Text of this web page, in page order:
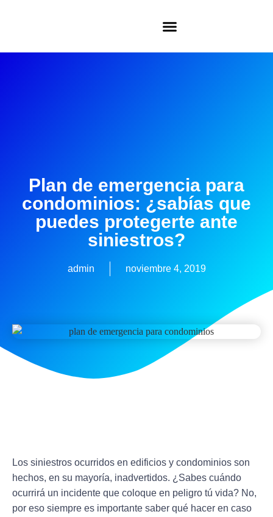
Plan de emergencia para
condominios: ¿sabías que
puedes protegerte ante
siniestros?
admin noviembre 4, 2019
Los siniestros ocurridos en edificios y condominios son
hechos, en su mayoría, inadvertidos. ¿Sabes cuándo
ocurrirá un incidente que coloque en peligro tú vida? No,
por eso siempre es importante saber qué hacer en caso